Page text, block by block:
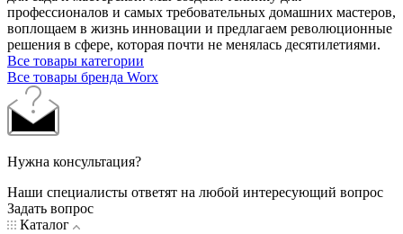
профессионалов и самых требовательных домашних мастеров,
воплощаем в жизнь инновации и предлагаем революционные
решения в сфере, которая почти не менялась десятилетиями.
Все товары категории
Все товары бренда Worx
Нужна консультация?
Наши специалисты ответят на любой интересующий вопрос
Задать вопрос
Каталог